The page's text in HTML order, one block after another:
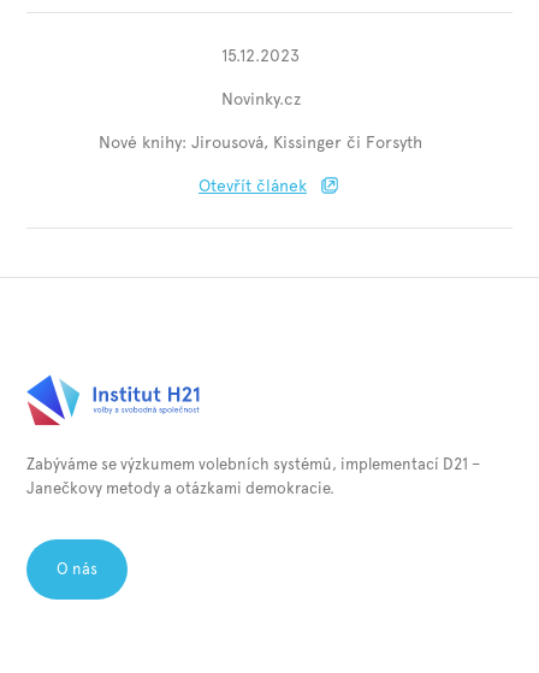
15.12.2023
Novinky.cz
Nové knihy: Jirousová, Kissinger či Forsyth
Otevřít článek
Zabýváme se výzkumem volebních systémů, implementací D21 –
Janečkovy metody a otázkami demokracie.⁠
O nás